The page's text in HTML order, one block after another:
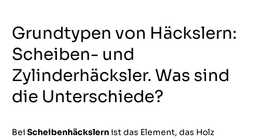
Grundtypen von Häckslern:
Scheiben- und
Zylinderhäcksler. Was sind
die Unterschiede?
Bei Scheibenhäckslernist das Element, das Holz